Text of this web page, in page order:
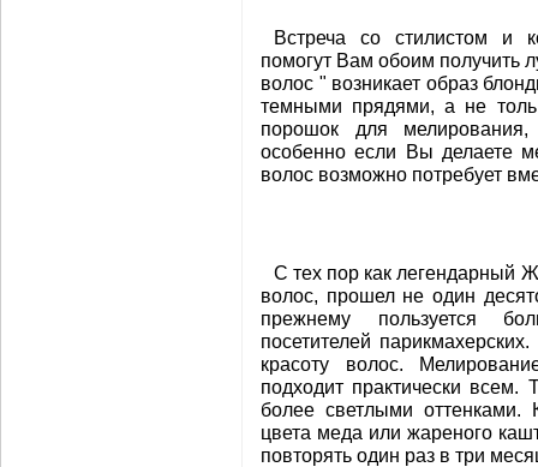
Встреча со стилистом и
помогут Вам обоим получить
волос " возникает образ
темными прядями, а не
порошок для
особенно если Вы делаете
волос возможно потребует
С тех пор как легендарный
волос, прошел не один
прежнему пользуется
посетителей
красоту волос.
подходит практически
более светлыми оттенками.
цвета меда или жареного
повторять один раз в три